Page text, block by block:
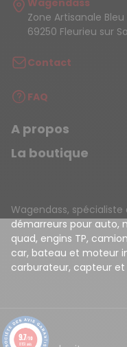
Zone Artisanale
69250 Fleurieu sur
Contact
FAQ
A propos
La boutique
Wagendass,
démarreurs pour auto,
quad, engins TP,
car, bateau et moteur
carburateur, capteur
9.7/10
8151 avis